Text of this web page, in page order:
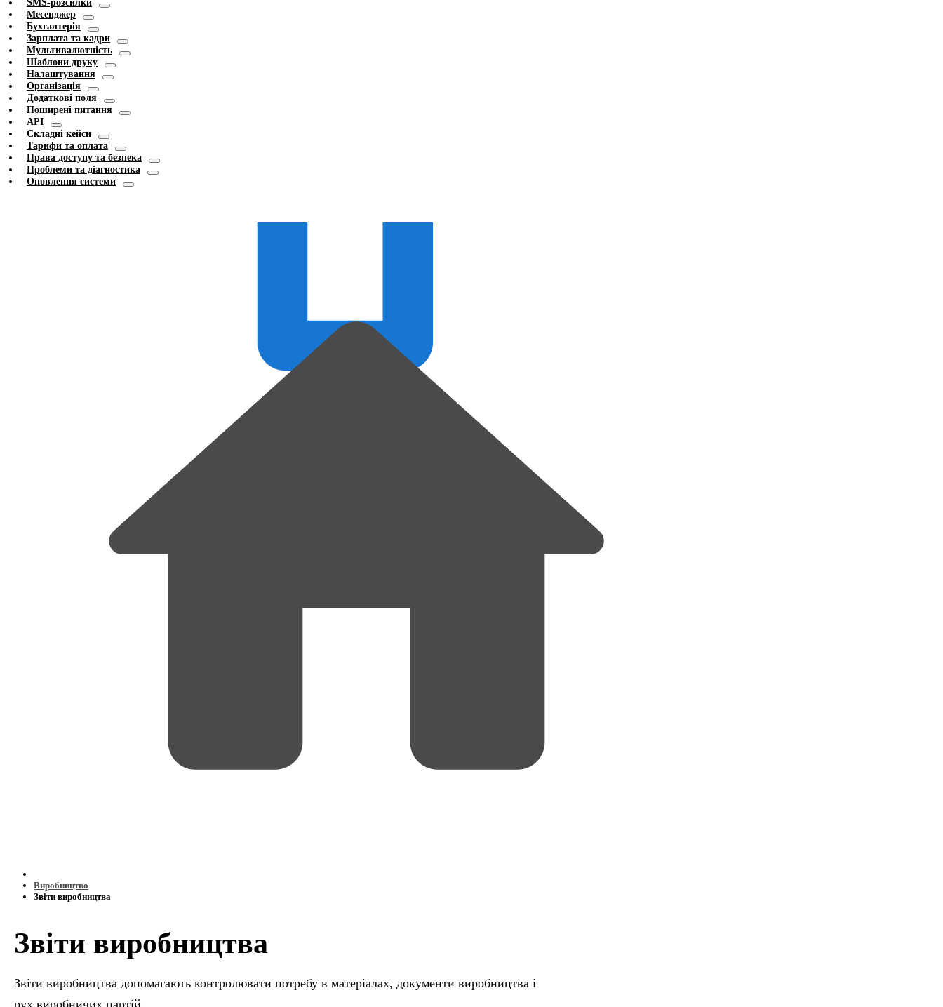
SMS-розсилки
Месенджер
Бухгалтерія
Зарплата та кадри
Мультивалютність
Шаблони друку
Налаштування
Організація
Додаткові поля
Поширені питання
API
Складні кейси
Тарифи та оплата
Права доступу та безпека
Проблеми та діагностика
Оновлення системи
Виробництво
Звіти виробництва
Звіти виробництва
Звіти виробництва допомагають контролювати потребу в матеріалах, документи виробництва і
рух виробничих партій.